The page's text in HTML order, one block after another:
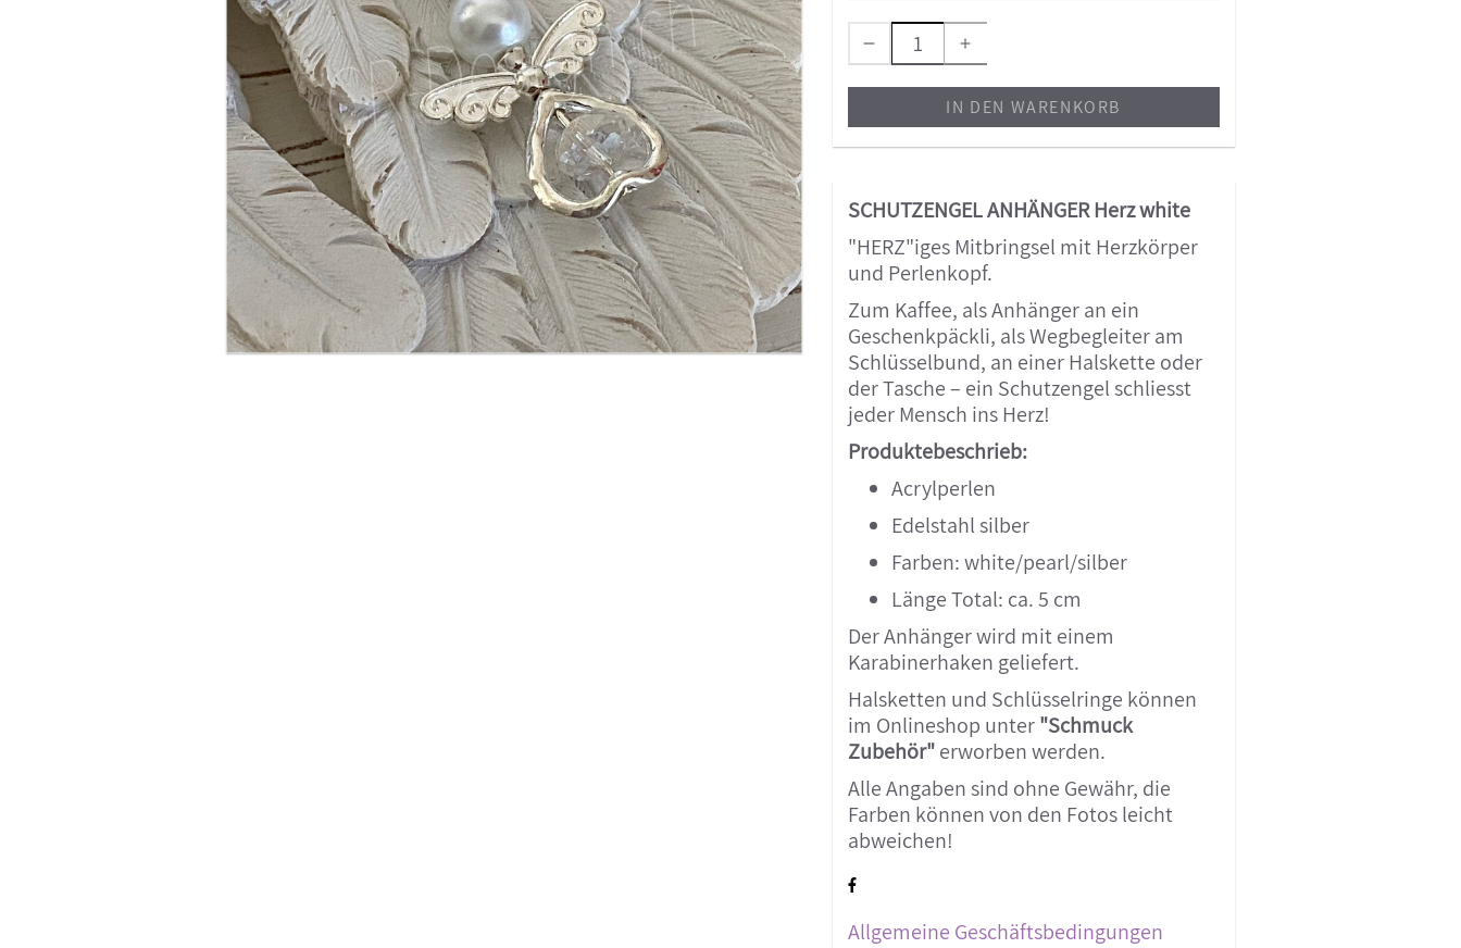
IN DEN WARENKORB
SCHUTZENGEL ANHÄNGER Herz white
"HERZ"iges Mitbringsel mit Herzkörper
und Perlenkopf.
Zum Kaffee, als Anhänger an ein
Geschenkpäckli, als Wegbegleiter am
Schlüsselbund, an einer Halskette oder
der Tasche – ein Schutzengel schliesst
jeder Mensch ins Herz!
Produktebeschrieb:
Acrylperlen
Edelstahl silber
Farben: white/pearl/silber
Länge Total: ca. 5 cm
Der Anhänger wird mit einem
Karabinerhaken geliefert.
Halsketten und Schlüsselringe können
im Onlineshop unter"Schmuck
Zubehör"erworben werden.
Alle Angaben sind ohne Gewähr, die
Farben können von den Fotos leicht
abweichen!
Allgemeine Geschäftsbedingungen